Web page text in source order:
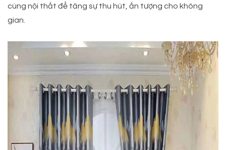
cùng nội thất để tăng sự thu hút, ấn tượng cho không
gian.